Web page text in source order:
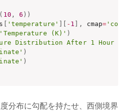
( 10 , 6 ) )
[ 'temperature' ] [ - 1 ] , cmap=
'Temperature (K)' )
Distribution After 1 Hour
)
)
分布に勾配を持たせ、西側境界